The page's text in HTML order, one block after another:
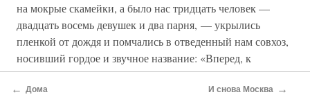
на мокрые скамейки, а было нас тридцать человек —
двадцать восемь девушек и два парня, — укрылись
пленкой от дождя и помчались в отведенный нам совхоз,
носивший гордое и звучное название: «Вперед, к
коммунизму!» Когда приехали на центральную усадьбу,
было уже далеко за полночь. Дождь сменился мокрым
← Дома И снова Москва →